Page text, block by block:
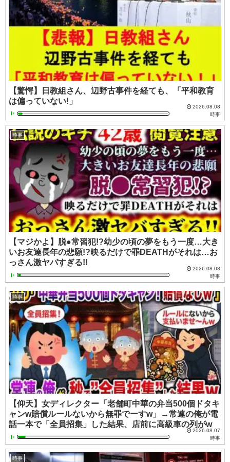
【驚愕】日教組さん、辺野古事件を経ても、「平和教育
は偏っていない!」
2026.08.08
時事
時事
【マジかよ】脱●常習犯!?幼少の頃の夢をもう一度…大き
いお友達長年の悲願!?映るだけで罪DEATHがそれは…お
っさん激ヤバすぎる!!
2026.08.08
時事
時事
【仰天】女ディレクター「老舗町中華の弁当500個ドタキ
ャンw賠償ルールないから無罪でーすw」→常連の俺が電
話一本で「全員招集」した結果、店前に高級車の列がw
2026.08.07
時事
時事